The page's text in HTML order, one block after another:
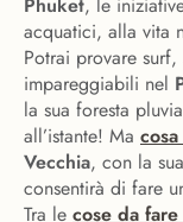
acquatici, alla vita
Potrai provare
impareggiabili nel
la sua foresta
all’istante! Ma
Vecchia, con la
consentirà di fare
Tra le cose da